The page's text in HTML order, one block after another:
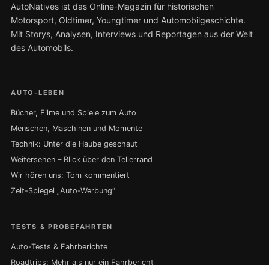
AutoNatives ist das Online-Magazin für historischen
Motorsport, Oldtimer, Youngtimer und Automobilgeschichte.
Mit Storys, Analysen, Interviews und Reportagen aus der Welt
des Automobils.
AUTO-LEBEN
Bücher, Filme und Spiele zum Auto
Menschen, Maschinen und Momente
Technik: Unter die Haube geschaut
Weitersehen – Blick über den Tellerrand
Wir hören uns: Tom kommentiert
Zeit-Spiegel „Auto-Werbung“
TESTS & PROBEFAHRTEN
Auto-Tests & Fahrberichte
Roadtrips: Mehr als nur ein Fahrbericht